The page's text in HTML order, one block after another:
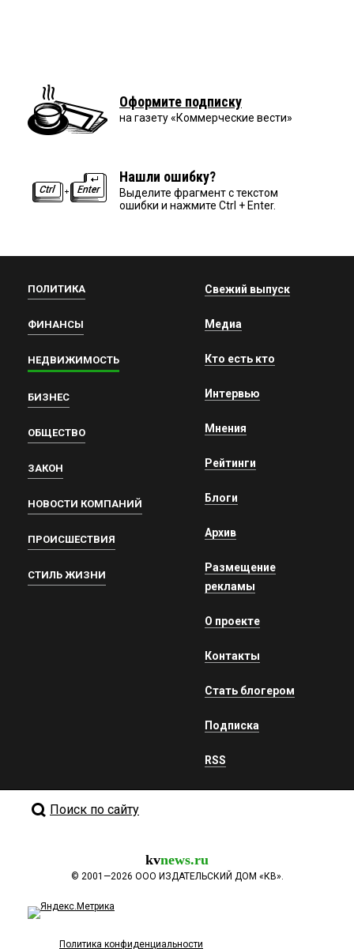
Оформите подписку
на газету «Коммерческие вести»
Нашли ошибку?
Выделите фрагмент с текстом
ошибки и нажмите Ctrl + Enter.
ПОЛИТИКА
ФИНАНСЫ
НЕДВИЖИМОСТЬ
БИЗНЕС
ОБЩЕСТВО
ЗАКОН
НОВОСТИ КОМПАНИЙ
ПРОИСШЕСТВИЯ
СТИЛЬ ЖИЗНИ
Свежий выпуск
Медиа
Кто есть кто
Интервью
Мнения
Рейтинги
Блоги
Архив
Размещение
рекламы
О проекте
Контакты
Стать блогером
Подписка
RSS
Поиск по сайту
kvnews.ru
© 2001—2026 ООО ИЗДАТЕЛЬСКИЙ ДОМ «КВ».
Политика конфиденциальности